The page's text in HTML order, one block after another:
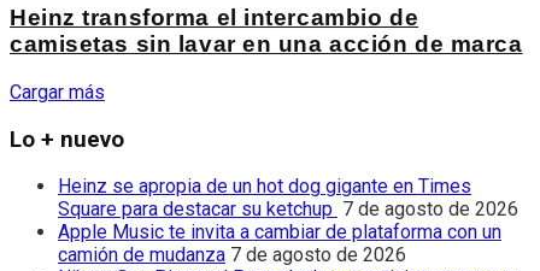
Heinz transforma el intercambio de
camisetas sin lavar en una acción de marca
Cargar más
Lo + nuevo
Heinz se apropia de un hot dog gigante en Times
Square para destacar su ketchup 7 de agosto de 2026
Apple Music te invita a cambiar de plataforma con un
camión de mudanza 7 de agosto de 2026